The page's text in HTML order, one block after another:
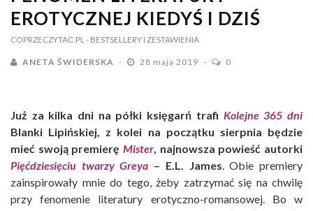
EROTYCZNEJ KIEDYŚ I DZIŚ
COPRZECZYTAC.PL - BESTSELLERY I ZESTAWIENIA
ANETA ŚWIDERSKA 28 maja 2019 0
Już za kilka dni na półki księgarń trafi Kolejne 365 dni
Blanki Lipińskiej, z kolei na początku sierpnia będzie
mieć swoją premierę Mister, najnowsza powieść autorki
Pięćdziesięciu twarzy Greya – E.L. James. Obie premiery
zainspirowały mnie do tego, żeby zatrzymać się na chwilę
przy fenomenie literatury erotyczno-romansowej. Bo w